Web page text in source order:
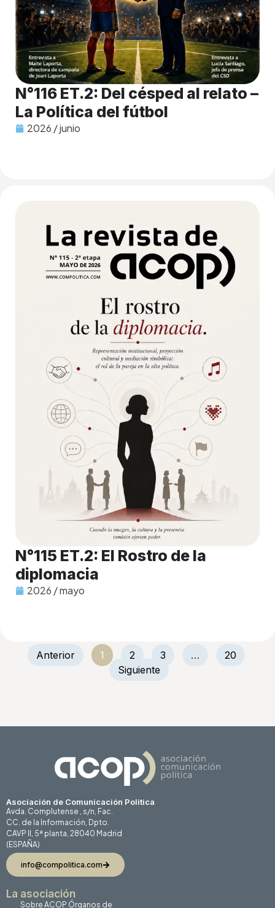
N°116 ET.2: Del césped al relato –
La Política del fútbol
2026 / junio
N°115 ET.2: El Rostro de la
diplomacia
2026 / mayo
Anterior 1 2 3 …
20
Siguiente
Asociación de Comunicación Politica
Avda. Complutense , s/n, Fac.
CC. de la Información, Dpto.
CAVP II, 5ª planta, 28040 Madrid
(ESPAÑA)
info@compolitica.com
La asociación
Sobre ACOP Órganos de